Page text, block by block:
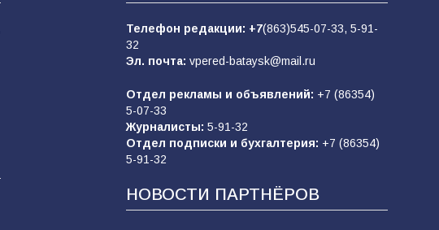
Телефон редакции: +7(863)545-07-33, 5-91-
32
Эл. почта: vpered-bataysk@mail.ru
Отдел рекламы и объявлений: +7 (86354)
5-07-33
Журналисты: 5-91-32
Отдел подписки и бухгалтерия: +7 (86354)
5-91-32
НОВОСТИ ПАРТНЁРОВ